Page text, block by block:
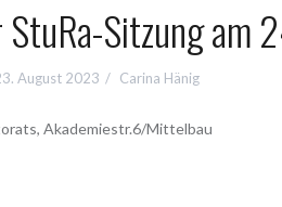
StuRa-Sitzung am
August 2023 Carina Hänig
Akademiestr.6/Mittelbau